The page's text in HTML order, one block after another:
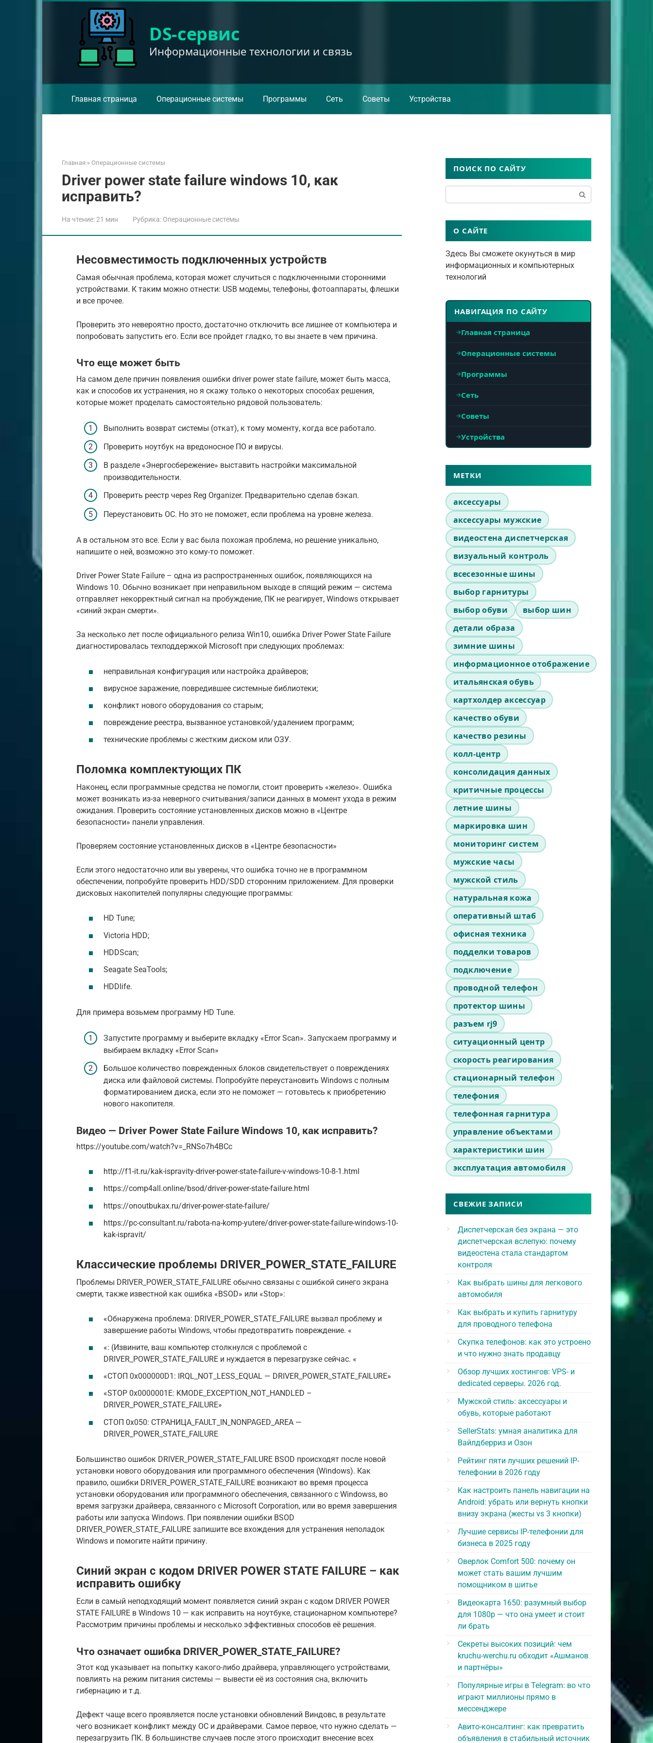
DS-сервис
Информационные технологии и связь
Главная страница Операционные системы Программы Сеть Советы Устройства
Главная » Операционные системы
Driver power state failure windows 10, как
исправить?
На чтение:21 мин Рубрика: Операционные системы
Несовместимость подключенных устройств
Самая обычная проблема, которая может случиться с подключенными сторонними
устройствами. К таким можно отнести: USB модемы, телефоны, фотоаппараты, флешки
и все прочее.
Проверить это невероятно просто, достаточно отключить все лишнее от компьютера и
попробовать запустить его. Если все пройдет гладко, то вы знаете в чем причина.
Что еще может быть
На самом деле причин появления ошибки driver power state failure, может быть масса,
как и способов их устранения, но я скажу только о некоторых способах решения,
которые может проделать самостоятельно рядовой пользователь:
Выполнить возврат системы (откат), к тому моменту, когда все работало.
Проверить ноутбук на вредоносное ПО и вирусы.
В разделе «Энергосбережение» выставить настройки максимальной
производительности.
Проверить реестр через Reg Organizer. Предварительно сделав бэкап.
Переустановить ОС. Но это не поможет, если проблема на уровне железа.
А в остальном это все. Если у вас была похожая проблема, но решение уникально,
напишите о ней, возможно это кому-то поможет.
Driver Power State Failure – одна из распространенных ошибок, появляющихся на
Windows 10. Обычно возникает при неправильном выходе в спящий режим — система
отправляет некорректный сигнал на пробуждение, ПК не реагирует, Windows открывает
«синий экран смерти».
За несколько лет после официального релиза Win10, ошибка Driver Power State Failure
диагностировалась техподдержкой Microsoft при следующих проблемах:
неправильная конфигурация или настройка драйверов;
вирусное заражение, повредившее системные библиотеки;
конфликт нового оборудования со старым;
повреждение реестра, вызванное установкой/удалением программ;
технические проблемы с жестким диском или ОЗУ.
Поломка комплектующих ПК
Наконец, если программные средства не помогли, стоит проверить «железо». Ошибка
может возникать из-за неверного считывания/записи данных в момент ухода в режим
ожидания. Проверить состояние установленных дисков можно в «Центре
безопасности» панели управления.
Проверяем состояние установленных дисков в «Центре безопасности»
Если этого недостаточно или вы уверены, что ошибка точно не в программном
обеспечении, попробуйте проверить HDD/SDD сторонним приложением. Для проверки
дисковых накопителей популярны следующие программы:
HD Tune;
Victoria HDD;
HDDScan;
Seagate SeaTools;
HDDlife.
Для примера возьмем программу HD Tune.
Запустите программу и выберите вкладку «Error Scan». Запускаем программу и
выбираем вкладку «Error Scan»
Большое количество поврежденных блоков свидетельствует о повреждениях
диска или файловой системы. Попробуйте переустановить Windows с полным
форматированием диска, если это не поможет — готовьтесь к приобретению
нового накопителя.
Видео — Driver Power State Failure Windows 10, как исправить?
https://youtube.com/watch?v=_RNSo7h4BCc
http://f1-it.ru/kak-ispravity-driver-power-state-failure-v-windows-10-8-1.html
https://comp4all.online/bsod/driver-power-state-failure.html
https://onoutbukax.ru/driver-power-state-failure/
https://pc-consultant.ru/rabota-na-komp-yutere/driver-power-state-failure-windows-10-
kak-ispravit/
Классические проблемы DRIVER_POWER_STATE_FAILURE
Проблемы DRIVER_POWER_STATE_FAILURE обычно связаны с ошибкой синего экрана
смерти, также известной как ошибка «BSOD» или «Stop»:
«Обнаружена проблема: DRIVER_POWER_STATE_FAILURE вызвал проблему и
завершение работы Windows, чтобы предотвратить повреждение. «
«: (Извините, ваш компьютер столкнулся с проблемой с
DRIVER_POWER_STATE_FAILURE и нуждается в перезагрузке сейчас. «
«СТОП 0x000000D1: IRQL_NOT_LESS_EQUAL — DRIVER_POWER_STATE_FAILURE»
«STOP 0x0000001E: KMODE_EXCEPTION_NOT_HANDLED –
DRIVER_POWER_STATE_FAILURE»
СТОП 0x050: СТРАНИЦА_FAULT_IN_NONPAGED_AREA —
DRIVER_POWER_STATE_FAILURE
Большинство ошибок DRIVER_POWER_STATE_FAILURE BSOD происходят после новой
установки нового оборудования или программного обеспечения (Windows). Как
правило, ошибки DRIVER_POWER_STATE_FAILURE возникают во время процесса
установки оборудования или программного обеспечения, связанного с Windowss, во
время загрузки драйвера, связанного с Microsoft Corporation, или во время завершения
работы или запуска Windows. При появлении ошибки BSOD
DRIVER_POWER_STATE_FAILURE запишите все вхождения для устранения неполадок
Windows и помогите найти причину.
Синий экран с кодом DRIVER POWER STATE FAILURE – как
исправить ошибку
Если в самый неподходящий момент появляется синий экран с кодом DRIVER POWER
STATE FAILURE в Windows 10 — как исправить на ноутбуке, стационарном компьютере?
Рассмотрим причины проблемы и несколько эффективных способов её решения.
Что означает ошибка DRIVER_POWER_STATE_FAILURE?
Этот код указывает на попытку какого-либо драйвера, управляющего устройствами,
повлиять на режим питания системы — вывести её из состояния сна, включить
гибернацию и т.д.
Дефект чаще всего проявляется после установки обновлений Виндовс, в результате
чего возникает конфликт между ОС и драйверами. Самое первое, что нужно сделать —
перезагрузить ПК. В большинстве случаев после этого происходит внесение всех
ПОИСК ПО САЙТУ
О САЙТЕ
Здесь Вы сможете окунуться в мир
информационных и компьютерных
технологий
НАВИГАЦИЯ ПО САЙТУ
Главная страница
Операционные системы
Программы
Сеть
Советы
Устройства
МЕТКИ
аксессуары
аксессуары мужские
видеостена диспетчерская
визуальный контроль
всесезонные шины
выбор гарнитуры
выбор обуви
выбор шин
детали образа
зимние шины
информационное отображение
итальянская обувь
картхолдер аксессуар
качество обуви
качество резины
колл-центр
консолидация данных
критичные процессы
летние шины
маркировка шин
мониторинг систем
мужские часы
мужской стиль
натуральная кожа
оперативный штаб
офисная техника
подделки товаров
подключение
проводной телефон
протектор шины
разъем rj9
ситуационный центр
скорость реагирования
стационарный телефон
телефония
телефонная гарнитура
управление объектами
характеристики шин
эксплуатация автомобиля
СВЕЖИЕ ЗАПИСИ
Диспетчерская без экрана — это
диспетчерская вслепую: почему
видеостена стала стандартом
контроля
Как выбрать шины для легкового
автомобиля
Как выбрать и купить гарнитуру
для проводного телефона
Скупка телефонов: как это устроено
и что нужно знать продавцу
Обзор лучших хостингов: VPS- и
dedicated серверы. 2026 год.
Мужской стиль: аксессуары и
обувь, которые работают
SellerStats: умная аналитика для
Вайлдберриз и Озон
Рейтинг пяти лучших решений IP-
телефонии в 2026 году
Как настроить панель навигации на
Android: убрать или вернуть кнопки
внизу экрана (жесты vs 3 кнопки)
Лучшие сервисы IP-телефонии для
бизнеса в 2025 году
Оверлок Comfort 500: почему он
может стать вашим лучшим
помощником в шитье
Видеокарта 1650: разумный выбор
для 1080p — что она умеет и стоит
ли брать
Секреты высоких позиций: чем
kruchu-werchu.ru обходит «Ашманов
и партнёры»
Популярные игры в Telegram: во что
играют миллионы прямо в
мессенджере
Авито-консалтинг: как превратить
объявления в стабильный источник